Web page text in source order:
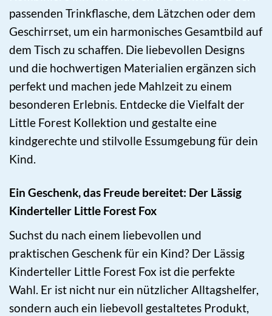
passenden Trinkflasche, dem Lätzchen oder dem
Geschirrset, um ein harmonisches Gesamtbild auf
dem Tisch zu schaffen. Die liebevollen Designs
und die hochwertigen Materialien ergänzen sich
perfekt und machen jede Mahlzeit zu einem
besonderen Erlebnis. Entdecke die Vielfalt der
Little Forest Kollektion und gestalte eine
kindgerechte und stilvolle Essumgebung für dein
Kind.
Ein Geschenk, das Freude bereitet: Der Lässig
Kinderteller Little Forest Fox
Suchst du nach einem liebevollen und
praktischen Geschenk für ein Kind? Der Lässig
Kinderteller Little Forest Fox ist die perfekte
Wahl. Er ist nicht nur ein nützlicher Alltagshelfer,
sondern auch ein liebevoll gestaltetes Produkt,